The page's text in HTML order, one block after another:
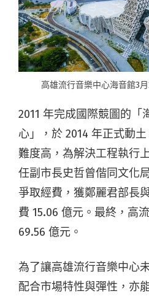
高雄流行音樂中心海音館3
2011 年完成國際競圖的「
心」，於 2014 年正式動
難度高，為解決工程執行
任副市長史哲曾偕同文化
爭取經費，獲鄭麗君部長
費 15.06 億元。最終，高
69.56 億元。
為了讓高雄流行音樂中心
配合市場特性與彈性，亦